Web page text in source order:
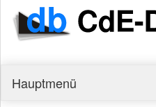
Hauptmenü